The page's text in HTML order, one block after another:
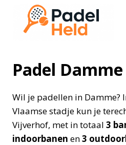
Doorgaan
inhoud
Padel Damme
Wil je padellen in Damme?
Vlaamse stadje kun je
Vijverhof, met in totaal 3
indoorbanen en3